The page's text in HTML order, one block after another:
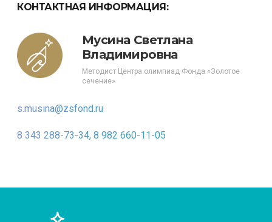
КОНТАКТНАЯ ИНФОРМАЦИЯ:
Мусина Светлана
Владимировна
Методист Центра олимпиад Фонда «Золотое
сечение»
s.musina@zsfond.ru
8 343 288-73-34, 8 982 660-11-05